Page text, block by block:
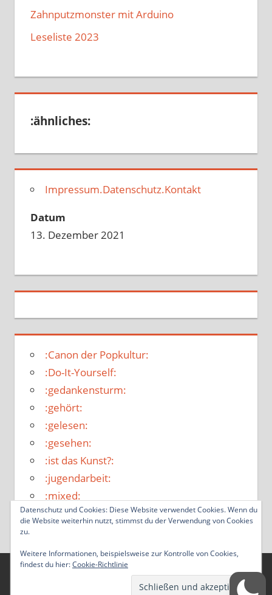
Zahnputzmonster mit Arduino
Leseliste 2023
:ähnliches:
Impressum.Datenschutz.Kontakt
Datum
13. Dezember 2021
:Canon der Popkultur:
:Do-It-Yourself:
:gedankensturm:
:gehört:
:gelesen:
:gesehen:
:ist das Kunst?:
:jugendarbeit:
:mixed:
:Unterwegs in die Welt von morgen:
WordPress-Theme: Tortuga von ThemeZee.
Datenschutz und Cookies: Diese Website verwendet Cookies. Wenn du
die Website weiterhin nutzt, stimmst du der Verwendung von Cookies
zu.
Weitere Informationen, beispielsweise zur Kontrolle von Cookies,
findest du hier:Cookie-Richtlinie